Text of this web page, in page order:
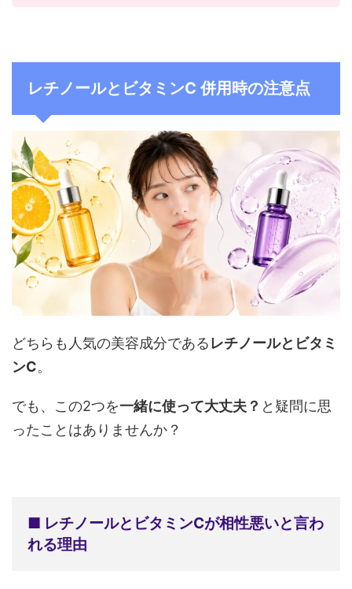
レチノールとビタミンC 併用時の注意点
どちらも人気の美容成分であるレチノールとビタミ
ンC。
でも、この2つを一緒に使って大丈夫？ と疑問に思
ったことはありませんか？
■ レチノールとビタミンCが相性悪いと言わ
れる理由